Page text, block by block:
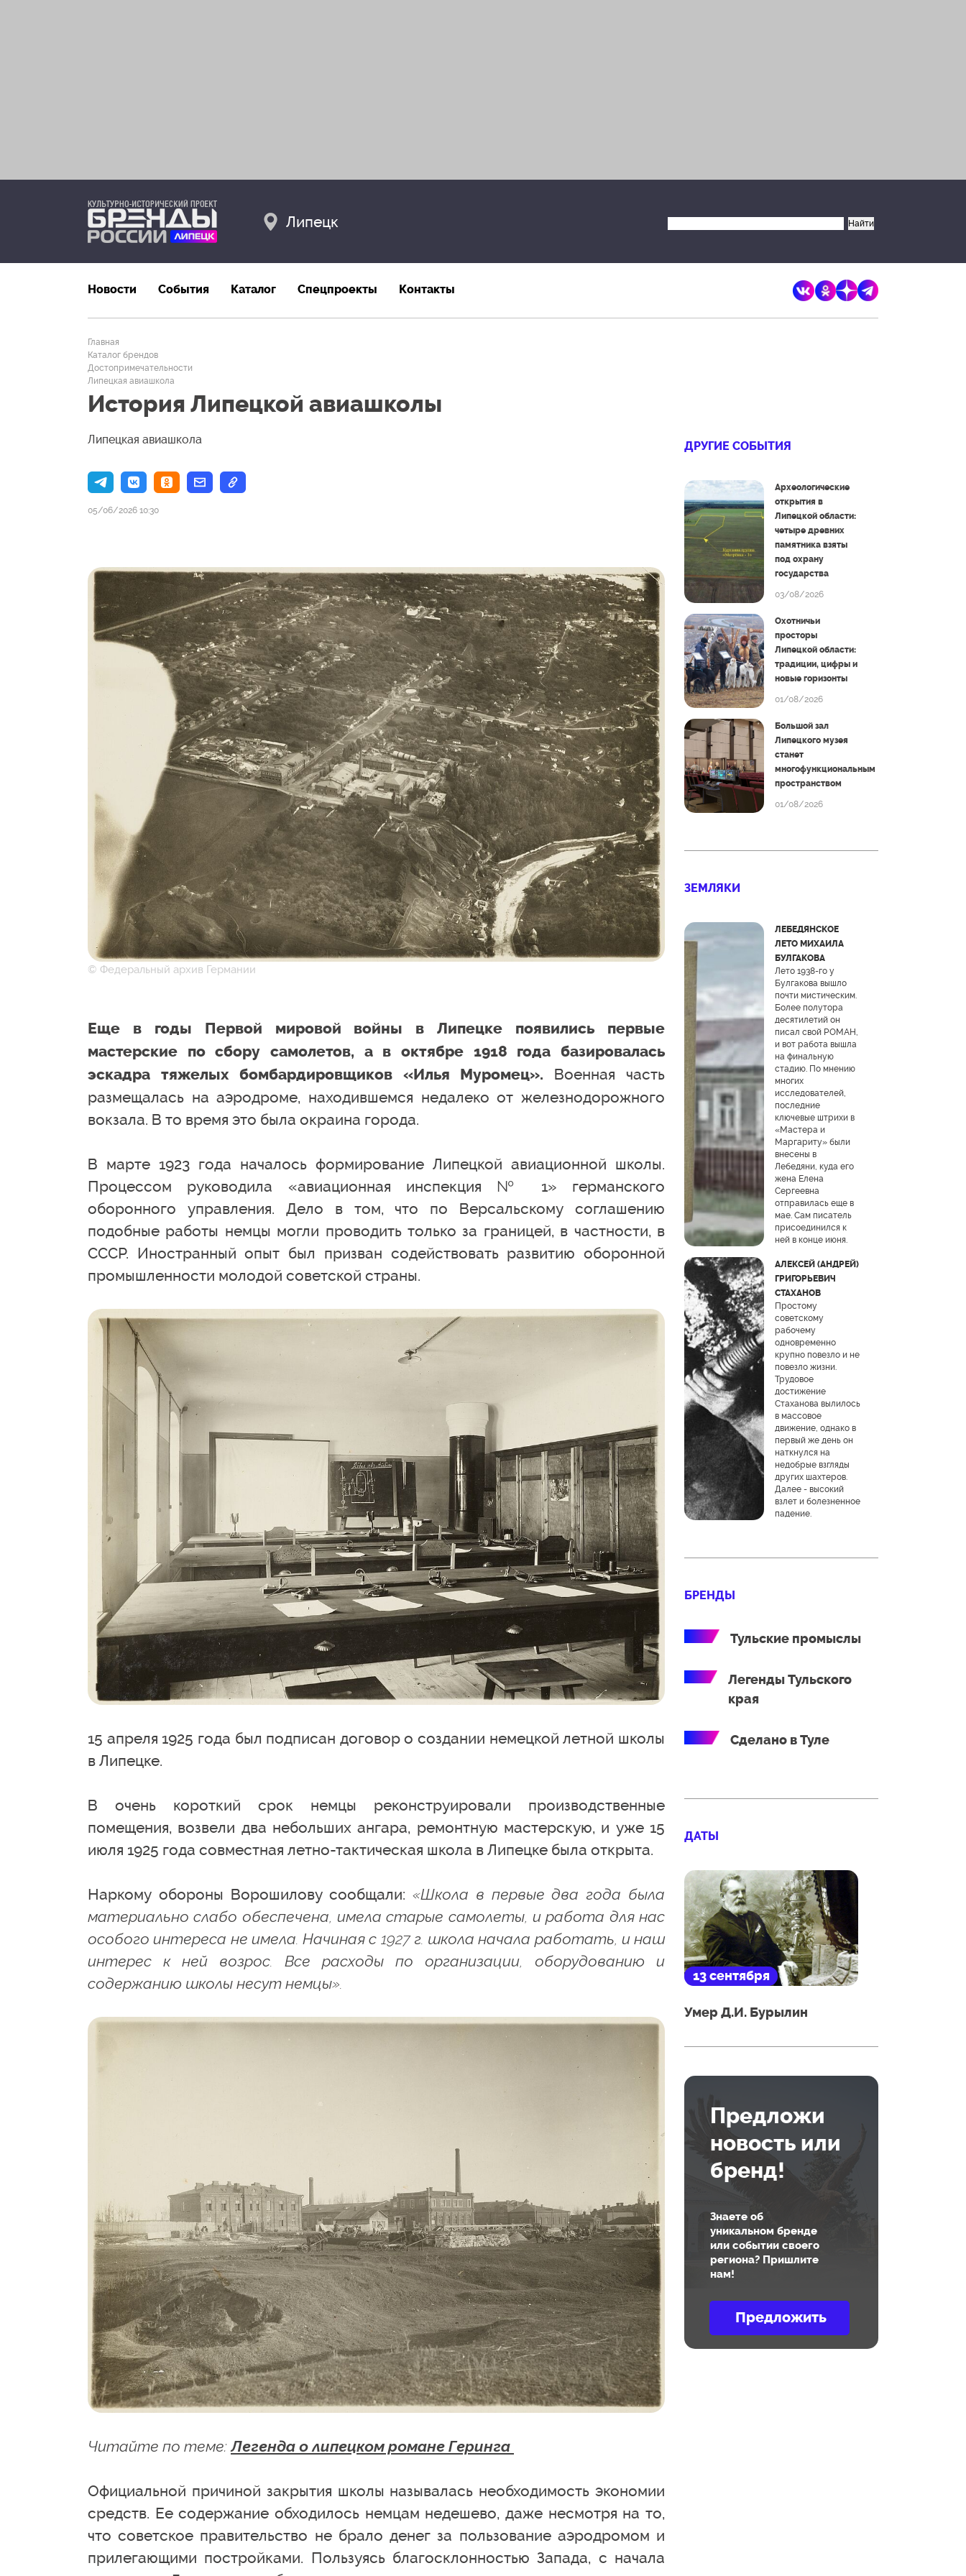
Липецк
Новости События Каталог Спецпроекты Контакты
Главная
Каталог брендов
Достопримечательности
Липецкая авиашкола
История Липецкой авиашколы
Липецкая авиашкола
05/06/2026 10:30
© Федеральный архив Германии
Еще в годы Первой мировой войны в Липецке появились первые
мастерские по сбору самолетов, а в октябре 1918 года базировалась
эскадра тяжелых бомбардировщиков «Илья Муромец». Военная часть
размещалась на аэродроме, находившемся недалеко от железнодорожного
вокзала. В то время это была окраина города.
В марте 1923 года началось формирование Липецкой авиационной школы.
Процессом руководила «авиационная инспекция № 1» германского
оборонного управления. Дело в том, что по Версальскому соглашению
подобные работы немцы могли проводить только за границей, в частности, в
СССР. Иностранный опыт был призван содействовать развитию оборонной
промышленности молодой советской страны.
15 апреля 1925 года был подписан договор о создании немецкой летной школы
в Липецке.
В очень короткий срок немцы реконструировали производственные
помещения, возвели два небольших ангара, ремонтную мастерскую, и уже 15
июля 1925 года совместная летно-тактическая школа в Липецке была открыта.
Наркому обороны Ворошилову сообщали:«Школа в первые два года была
материально слабо обеспечена, имела старые самолеты, и работа для нас
особого интереса не имела. Начиная с 1927 г. школа начала работать, и наш
интерес к ней возрос. Все расходы по организации, оборудованию и
содержанию школы несут немцы».
Читайте по теме:Легенда о липецком романе Геринга
Официальной причиной закрытия школы называлась необходимость экономии
средств. Ее содержание обходилось немцам недешево, даже несмотря на то,
что советское правительство не брало денег за пользование аэродромом и
прилегающими постройками. Пользуясь благосклонностью Запада, с начала
ДРУГИЕ СОБЫТИЯ
Археологические
открытия в
Липецкой области:
четыре древних
памятника взяты
под охрану
государства
03/08/2026
Охотничьи
просторы
Липецкой области:
традиции, цифры и
новые горизонты
01/08/2026
Большой зал
Липецкого музея
станет
многофункциональным
пространством
01/08/2026
ЗЕМЛЯКИ
ЛЕБЕДЯНСКОЕ
ЛЕТО МИХАИЛА
БУЛГАКОВА
Лето 1938-го у
Булгакова вышло
почти мистическим.
Более полутора
десятилетий он
писал свой РОМАН,
и вот работа вышла
на финальную
стадию. По мнению
многих
исследователей,
последние
ключевые штрихи в
«Мастера и
Маргариту» были
внесены в
Лебедяни, куда его
жена Елена
Сергеевна
отправилась еще в
мае. Сам писатель
присоединился к
ней в конце июня.
АЛЕКСЕЙ (АНДРЕЙ)
ГРИГОРЬЕВИЧ
СТАХАНОВ
Простому
советскому
рабочему
одновременно
крупно повезло и не
повезло жизни.
Трудовое
достижение
Стаханова вылилось
в массовое
движение, однако в
первый же день он
наткнулся на
недобрые взгляды
других шахтеров.
Далее - высокий
взлет и болезненное
падение.
БРЕНДЫ
Тульские промыслы
Легенды Тульского
края
Сделано в Туле
ДАТЫ
13 сентября
Умер Д.И. Бурылин
Предложи
новость или
бренд!
Знаете об
уникальном бренде
или событии своего
региона? Пришлите
нам!